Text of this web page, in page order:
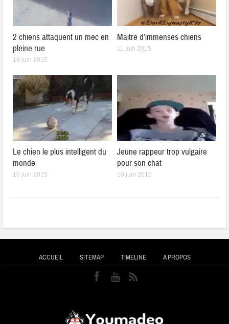
2 chiens attaquent un mec en
pleine rue
18 juin 2015
Maitre d’immenses chiens
11 juin 2015
Le chien le plus intelligent du
monde
10 juin 2015
Jeune rappeur trop vulgaire
pour son chat
10 juin 2015
ACCUEIL SITEMAP TIMELINE A PROPOS